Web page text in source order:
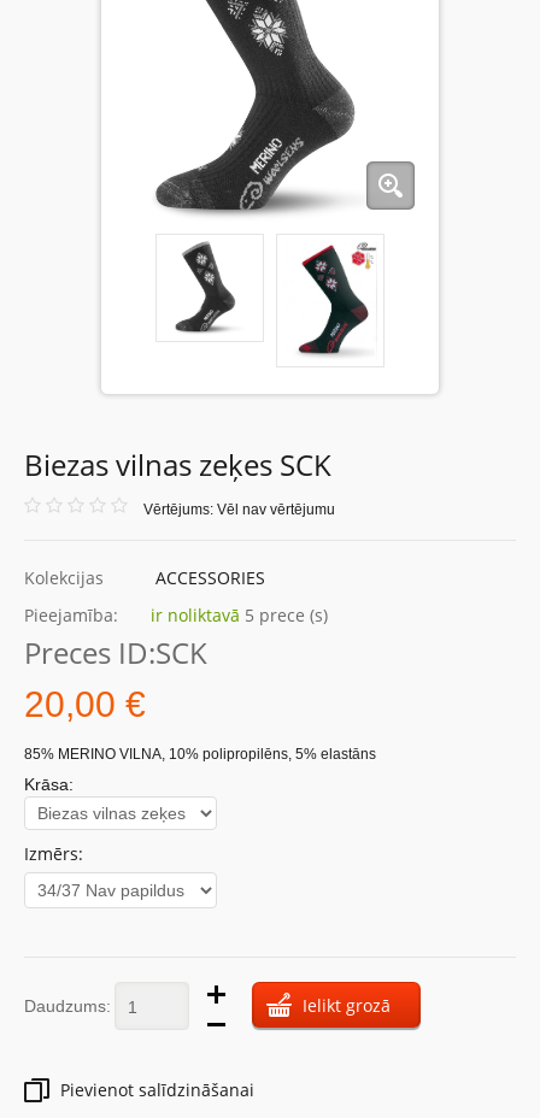
Biezas vilnas zeķes SCK
Vērtējums: Vēl nav vērtējumu
Kolekcijas
ACCESSORIES
Pieejamība:
ir noliktavā 5 prece (s)
Preces ID:SCK
20,00 €
85% MERINO VILNA, 10% polipropilēns, 5% elastāns
Krāsa:
Izmērs:
Daudzums: Ielikt grozā
Pievienot salīdzināšanai